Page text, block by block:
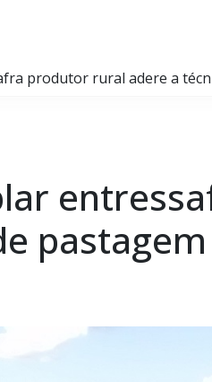
produtor rural adere a